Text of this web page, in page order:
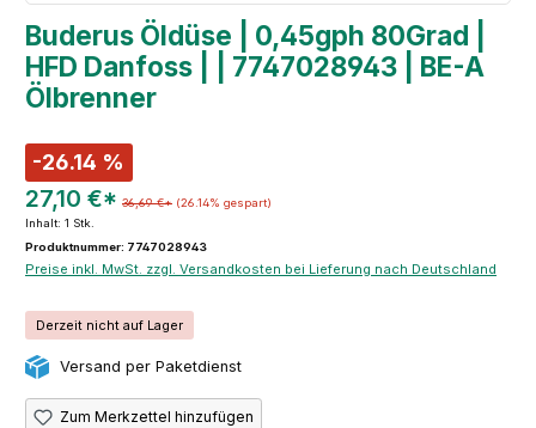
Buderus Öldüse | 0,45gph 80Grad |
HFD Danfoss | | 7747028943 | BE-A
Ölbrenner
-26.14 %
27,10 €* 36,69 €* (26.14% gespart)
Inhalt: 1 Stk.
Produktnummer: 7747028943
Preise inkl. MwSt. zzgl. Versandkosten bei Lieferung nach Deutschland
Derzeit nicht auf Lager
Versand per Paketdienst
Zum Merkzettel hinzufügen